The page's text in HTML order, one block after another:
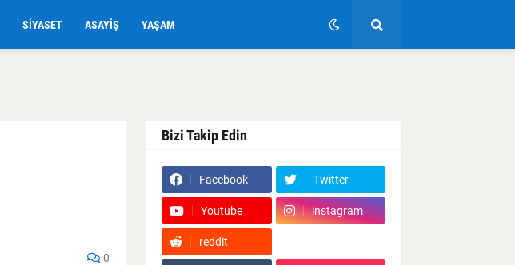
SIYASET ASAYIŞ YAŞAM
0
Bizi Takip Edin
Facebook Twitter
Youtube instagram
reddit